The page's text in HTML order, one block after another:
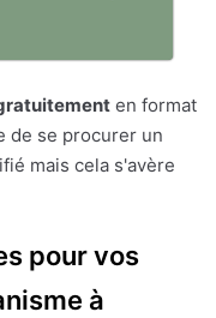
en format
de se procurer un
mais cela s'avère
pour vos
à